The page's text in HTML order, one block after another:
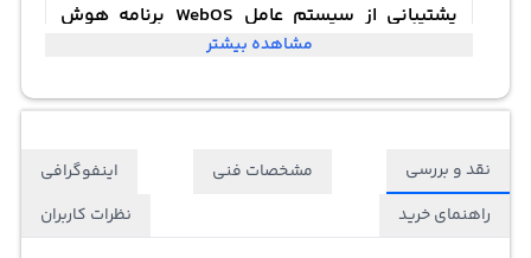
پشتیبانی از سیستم عامل WebOS برنامه هوش
nano776 از کیفیت 4k و رزولوشن 3840x2160 پیکسل است
مشاهده بیشتر
نقد و بررسی مشخصات فنی
اینفوگرافی
راهنمای خرید
نظرات کاربران